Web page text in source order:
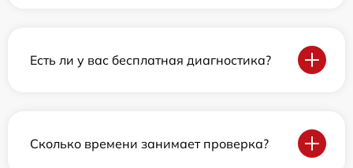
Есть ли у вас бесплатная диагностика?
Сколько времени занимает проверка?